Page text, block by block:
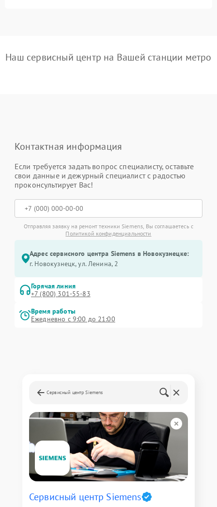
Наш сервисный центр на Вашей станции метро
Контактная информация
Если требуется задать вопрос специалисту, оставьте
свои данные и дежурный специалист с радостью
проконсультирует Вас!
Отправляя заявку на ремонт техники Siemens, Вы соглашаетесь с
Политикой конфиденциальности
Адрес сервисного центра Siemens в Новокузнецке:
г. Новокузнецк, ул. Ленина, 2
Горячая линия
+7 (800) 301-55-83
Время работы
Ежедневно с 9:00 до 21:00
Сервисный центр Siemens
Сервисный центр Siemens